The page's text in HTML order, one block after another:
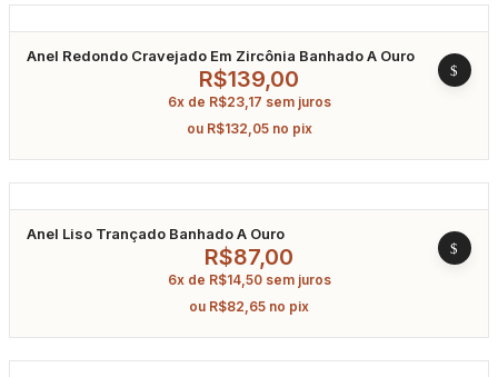
Anel Redondo Cravejado Em Zircônia Banhado A Ouro
R$139,00
6x de R$23,17 sem juros
ou R$132,05 no pix
Anel Liso Trançado Banhado A Ouro
R$87,00
6x de R$14,50 sem juros
ou R$82,65 no pix